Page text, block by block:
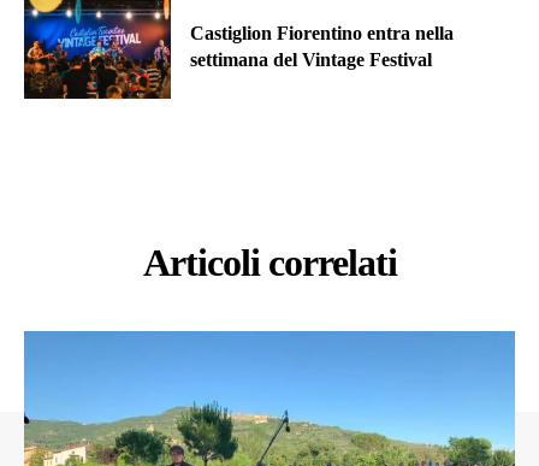
Castiglion Fiorentino entra nella
settimana del Vintage Festival
Articoli correlati